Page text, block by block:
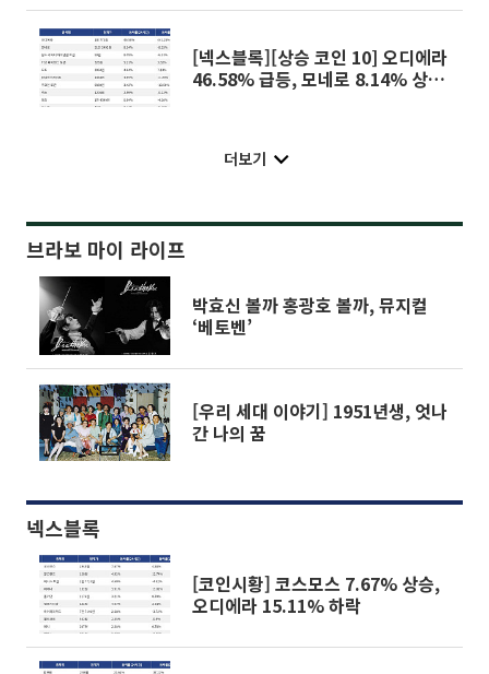
[넥스블록][상승 코인 10] 오디에라
46.58% 급등, 모네로 8.14% 상승
더보기
브라보 마이 라이프
박효신 볼까 홍광호 볼까, 뮤지컬
‘베토벤’
[우리 세대 이야기] 1951년생, 엇나
간 나의 꿈
넥스블록
[코인시황] 코스모스 7.67% 상승,
오디에라 15.11% 하락